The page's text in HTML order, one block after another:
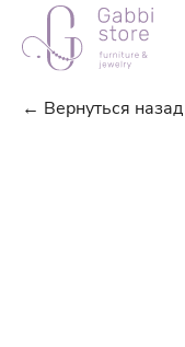
← Вернуться назад